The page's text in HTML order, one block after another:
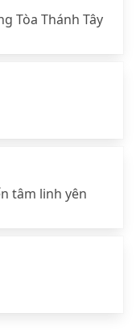
Tòa Thánh Tây
tâm linh yên